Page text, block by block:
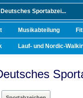
Sportabzei...
Musikabteilung
Lauf- und Nordic-